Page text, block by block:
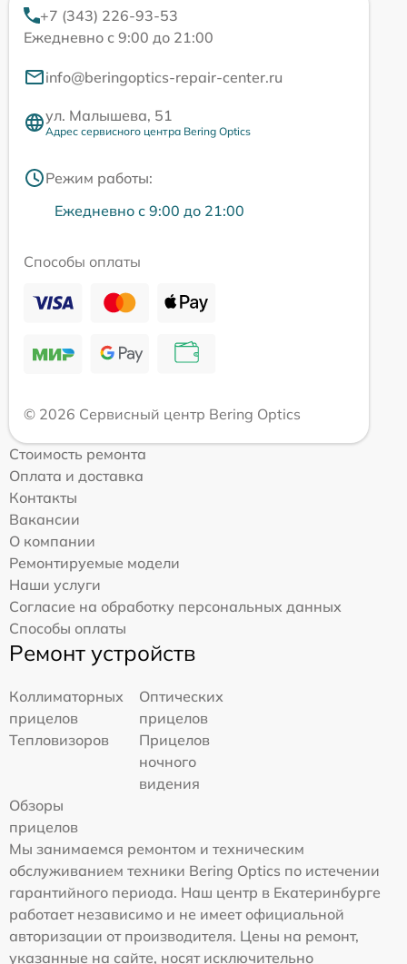
+7 (343) 226-93-53
Ежедневно с 9:00 до 21:00
info@beringoptics-repair-center.ru
ул. Малышева, 51
Адрес сервисного центра Bering Optics
Режим работы:
Ежедневно с 9:00 до 21:00
Способы оплаты
© 2026 Сервисный центр Bering Optics
Стоимость ремонта
Оплата и доставка
Контакты
Вакансии
О компании
Ремонтируемые модели
Наши услуги
Согласие на обработку персональных данных
Способы оплаты
Ремонт устройств
Коллиматорных
прицелов
Оптических
прицелов
Тепловизоров
Прицелов
ночного
видения
Обзоры
прицелов
Мы занимаемся ремонтом и техническим
обслуживанием техники Bering Optics по истечении
гарантийного периода. Наш центр в Екатеринбурге
работает независимо и не имеет официальной
авторизации от производителя. Цены на ремонт,
указанные на сайте, носят исключительно